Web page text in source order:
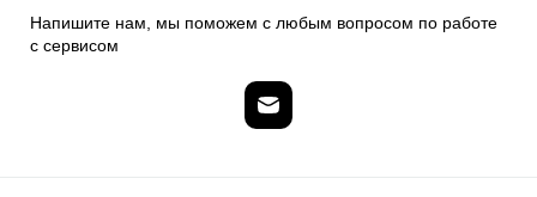
Напишите нам, мы поможем с любым вопросом по работе
с сервисом